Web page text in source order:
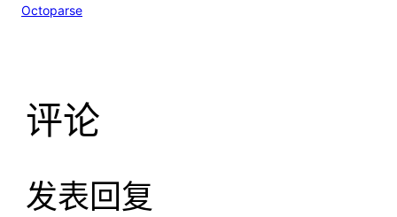
Octoparse
评论
发表回复